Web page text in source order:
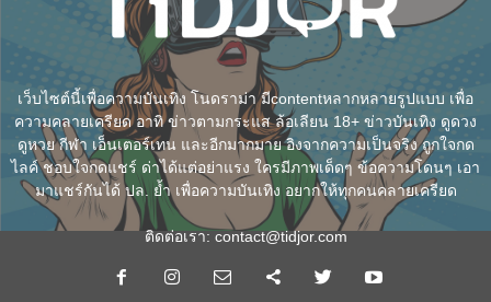
เว็บไซต์นี้เพื่อความบันเทิง โนดราม่า มีcontentหลากหลายรูปแบบ เพื่อ
ความคลายเครียด อาทิ ข่าวตามกระแส ล้อเลียน 18+ ข่าวบันเทิง ดูดวง
ดูหวย กีฬา เอ็นเตอร์เทน และอีกมากมาย อิงจากความเป็นจริง ถูกใจกด
ไลค์ ชอบใจกดแชร์ ด่าได้แต่อย่าแรง ใครมีภาพเด็ดๆ ข้อความโดนๆ เอา
มาแชร์กันได้ ปล. ย้ำ เพื่อความบันเทิง อยากให้ทุกคนคลายเครียด
ติดต่อเรา: contact@tidjor.com